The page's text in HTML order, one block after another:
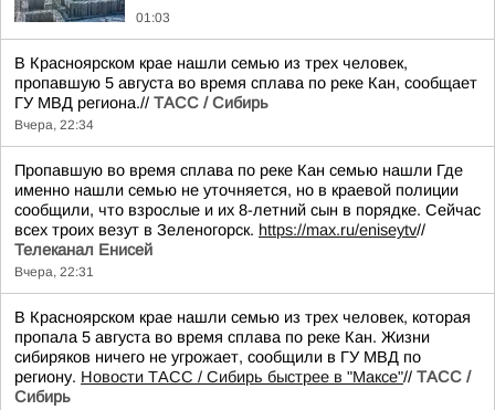
01:03
В Красноярском крае нашли семью из трех человек,
пропавшую 5 августа во время сплава по реке Кан, сообщает
ГУ МВД региона.// ТАСС / Сибирь
Вчера, 22:34
Пропавшую во время сплава по реке Кан семью нашли Где
именно нашли семью не уточняется, но в краевой полиции
сообщили, что взрослые и их 8-летний сын в порядке. Сейчас
всех троих везут в Зеленогорск. https://max.ru/eniseytv//
Телеканал Енисей
Вчера, 22:31
В Красноярском крае нашли семью из трех человек, которая
пропала 5 августа во время сплава по реке Кан. Жизни
сибиряков ничего не угрожает, сообщили в ГУ МВД по
региону. Новости ТАСС / Сибирь быстрее в "Mаксе"// ТАСС /
Сибирь